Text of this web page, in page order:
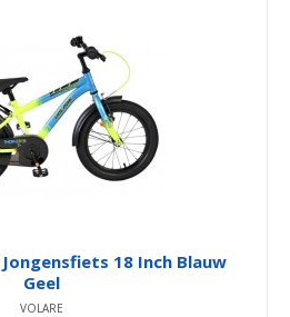
18 Inch Blauw
Geel
VOLARE